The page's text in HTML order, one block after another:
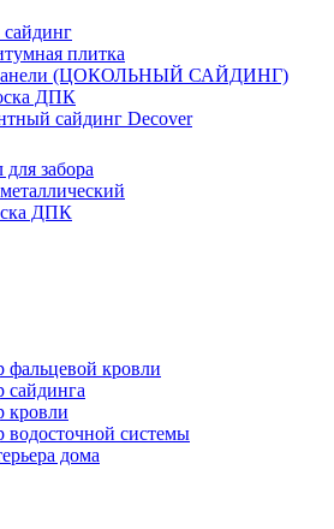
плитка
(ЦОКОЛЬНЫЙ САЙДИНГ)
ДПК
сайдинг Decover
забора
ДПК
фальцевой кровли
сайдинга
кровли
водосточной системы
дома